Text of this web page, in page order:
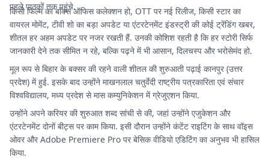
पहले पाठकों तक पहुंचे.
किसी फिल्म का बॉक्स ऑफिस कलेक्शन हो, OTT पर नई रिलीज, किसी स्टार का
वायरल मोमेंट, टीवी शो का बड़ा अपडेट या एंटरटेनमेंट इंडस्ट्री की कोई ट्रेंडिंग खबर,
शीतल हर अहम अपडेट पर नजर रखती हैं. उनकी कोशिश रहती है कि हर स्टोरी सिर्फ
जानकारी देने तक सीमित न रहे, बल्कि पढ़ने में भी आसान, दिलचस्प और भरोसेमंद हो.
मूल रूप से बिहार के बक्सर की रहने वाली शीतल की शुरुआती पढ़ाई कानपुर (उत्तर
प्रदेश) में हुई. इसके बाद उन्होंने माखनलाल चतुर्वेदी राष्ट्रीय पत्रकारिता एवं संचार
विश्वविद्यालय, मध्य प्रदेश से मास कम्युनिकेशन में ग्रेजुएशन किया.
उन्होंने अपने करियर की शुरुआत शब्द सांची से की, जहां उन्होंने एजुकेशन और
एंटरटेनमेंट दोनों बीट्स पर काम किया. इसी दौरान उन्होंने कंटेंट राइटिंग के साथ वॉइस
ओवर और Adobe Premiere Pro पर बेसिक वीडियो एडिटिंग का अनुभव भी हासिल
किया.